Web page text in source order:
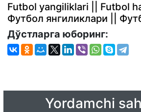
Futbol yangiliklari || Futbol
Футбол янгиликлари ||
Дўстларга юборинг:
Yordamchi